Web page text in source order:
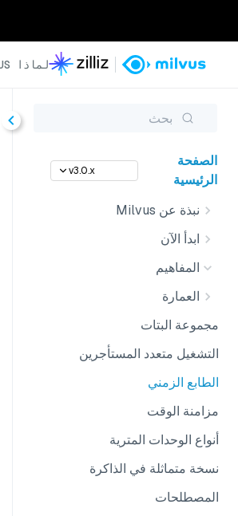
لماذا MILVUS؟
بحث
الصفحة
الرئيسية
v3.0.x
نبذة عن Milvus
ابدأ الآن
المفاهيم
العمارة
مجموعة البتات
التشغيل متعدد المستأجرين
الطابع الزمني
مزامنة الوقت
أنواع الوحدات المترية
نسخة متماثلة في الذاكرة
المصطلحات